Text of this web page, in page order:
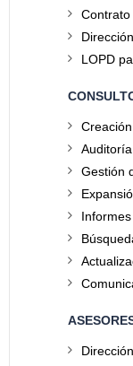
LOPD
Gestión